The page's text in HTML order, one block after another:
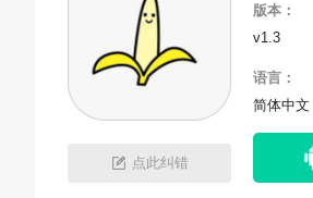
点此纠错
版本：
v1.3
语言：
简体中文